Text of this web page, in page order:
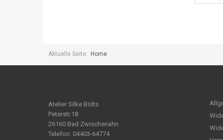
Aktuelle Seite: Home
Atelier Silke Bölts
Peterstr.18
26160 Bad Zwischenahn
Telefon: 04403-64774